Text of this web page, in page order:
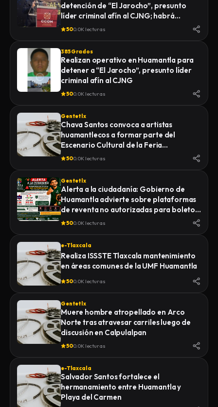
LA FISCALÍA GENERAL DE JUSTICIA DEL
ESTADO (FGJE) INICIÓ UNA CARPETA DE
INVESTIGACIÓN POR EL DELITO DE
HOMICIDIO CALIFICADO EN CONTRA DE
QUIEN O QUIENES RESULTEN
RESPONSABLES
detención de “El Jarocho”, presunto
líder criminal afín al CJNG; habrá
vigilancia 48 horas en Huamantla
500.0K lecturas
385 Grados
Realizan operativo en Huamantla para
detener a “El Jarocho”, presunto líder
criminal afín al CJNG
500.0K lecturas
Gentetlx
Chava Santos convoca a artistas
huamantlecos a formar parte del
Escenario Cultural de la Feria
Internacional del Arte Efímero y la Dalia
500.0K lecturas
Gentetlx
Alerta a la ciudadanía: Gobierno de
Huamantla advierte sobre plataformas
de reventa no autorizadas para boletos
de la Feria 2026
500.0K lecturas
e-Tlaxcala
Realiza ISSSTE Tlaxcala mantenimiento
en áreas comunes de la UMF Huamantla
500.0K lecturas
Gentetlx
Muere hombre atropellado en Arco
Norte tras atravesar carriles luego de
discusión en Calpulalpan
500.0K lecturas
e-Tlaxcala
Salvador Santos fortalece el
hermanamiento entre Huamantla y
Playa del Carmen